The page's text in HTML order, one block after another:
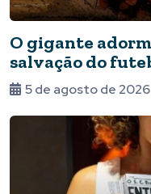
O gigante
salvação do
do Estado e da
5 de agosto de 2026